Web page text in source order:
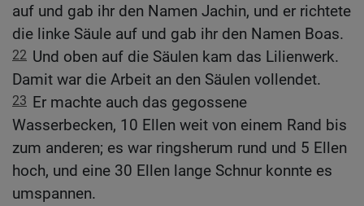
auf und gab ihr den Namen Jachin, und er richtete
die linke Säule auf und gab ihr den Namen Boas.
22 Und oben auf die Säulen kam das Lilienwerk.
Damit war die Arbeit an den Säulen vollendet.
23 Er machte auch das gegossene
Wasserbecken, 10 Ellen weit von einem Rand bis
zum anderen; es war ringsherum rund und 5 Ellen
hoch, und eine 30 Ellen lange Schnur konnte es
umspannen.